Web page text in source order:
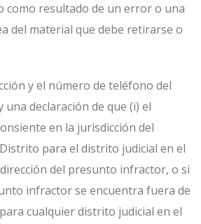
como resultado de un error o una
del material que debe retirarse o
y el número de teléfono del
declaración de que (i) el
en la jurisdicción del
para el distrito judicial en el
del presunto infractor, o si
infractor se encuentra fuera de
cualquier distrito judicial en el